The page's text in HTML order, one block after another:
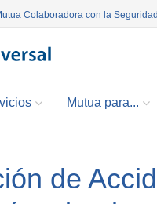
Colaboradora con la
Mutua para...
de